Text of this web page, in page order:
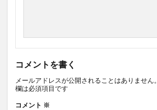
コメントを書く
メールアドレスが公開されることはありません。
欄は必須項目です
コメント ※